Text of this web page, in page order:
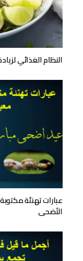
النظام الغذائي
عبارات تهنئة
الأضحى